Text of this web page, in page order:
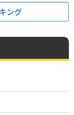
ング